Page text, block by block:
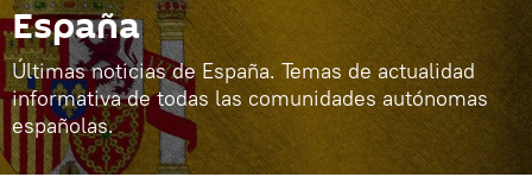
España
Últimas noticias de España. Temas de actualidad
informativa de todas las comunidades autónomas
españolas.